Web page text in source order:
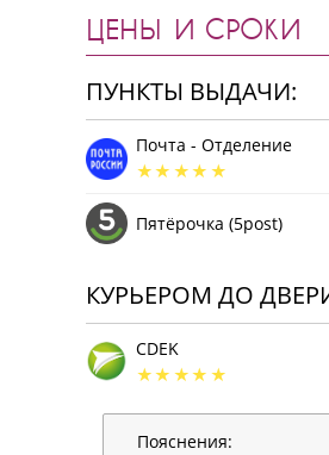
ЦЕНЫ И СРОКИ
ПУНКТЫ ВЫДАЧИ:
Почта - Отделение
Пятёрочка (5post)
КУРЬЕРОМ ДО
CDEK
Пояснения: